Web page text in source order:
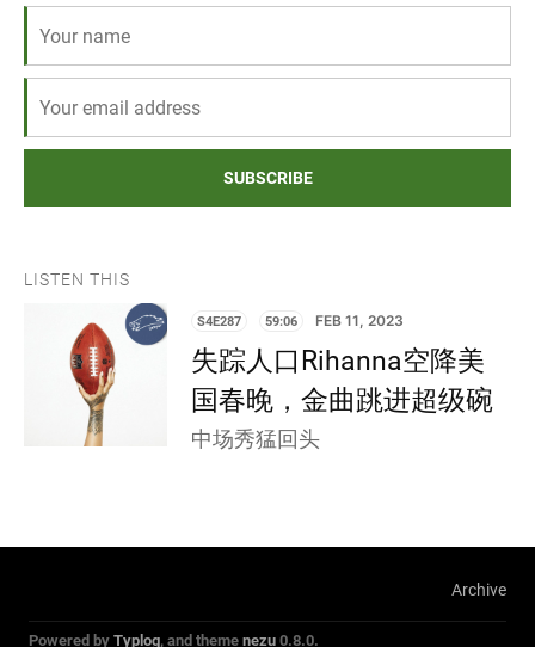
SUBSCRIBE
LISTEN THIS
S4E287 59:06 FEB 11, 2023
失踪人口Rihanna空降美
国春晚，金曲跳进超级碗
中场秀猛回头
Archive
Powered byTyplog, and themenezu0.8.0.